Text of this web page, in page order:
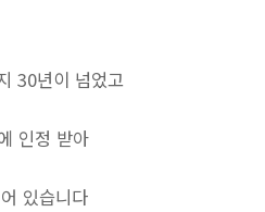
30년이 넘었고
인정 받아
있습니다